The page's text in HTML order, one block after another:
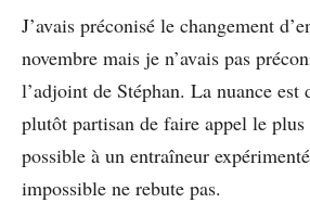
J’avais préconisé le changement
novembre mais je n’avais pas
l’adjoint de Stéphan. La nuance
plutôt partisan de faire appel le
possible à un entraîneur
impossible ne rebute pas.